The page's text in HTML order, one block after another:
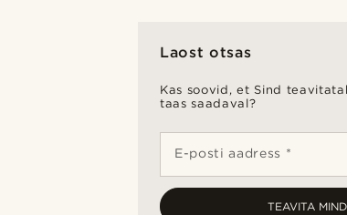
Laost otsas
Kas soovid, et Sind
taas saadaval?
E-posti aadress *
TEAVITA MIND